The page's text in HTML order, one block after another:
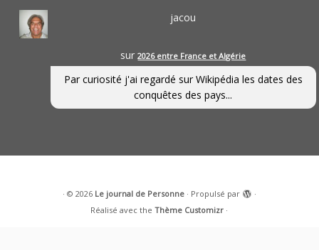
jacou
sur2026 entre France et Algérie
Par curiosité j'ai regardé sur Wikipédia les dates des
conquêtes des pays...
· © 2026 Le journal de Personne· Propulsé par
·
Réalisé avec theThème Customizr ·